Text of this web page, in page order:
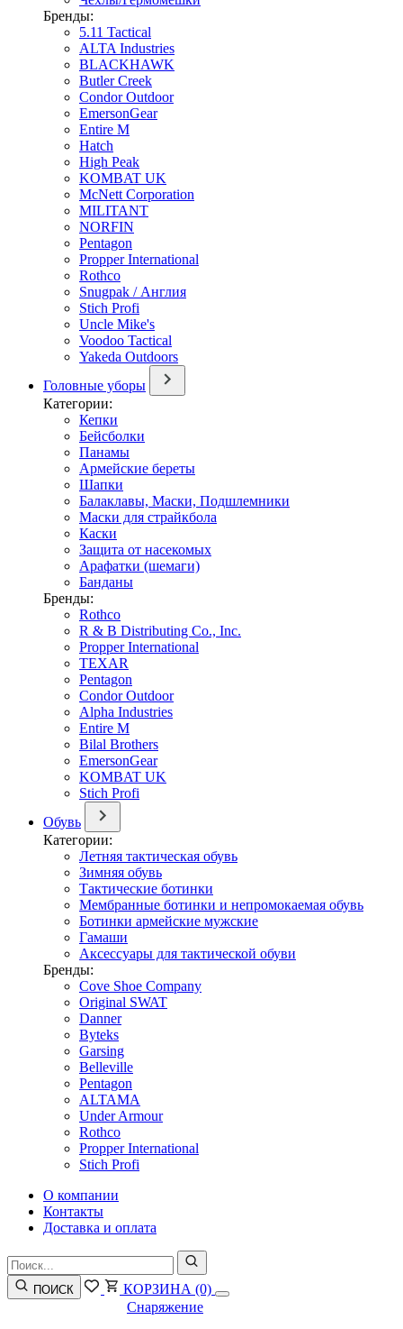
Бренды:
5.11 Tactical
ALTA Industries
BLACKHAWK
Butler Creek
Condor Outdoor
EmersonGear
Entire M
Hatch
High Peak
KOMBAT UK
McNett Corporation
MILITANT
NORFIN
Pentagon
Propper International
Rothco
Snugpak / Англия
Stich Profi
Uncle Mike's
Voodoo Tactical
Yakeda Outdoors
Головные уборы
Категории:
Кепки
Бейсболки
Панамы
Армейские береты
Шапки
Балаклавы, Маски, Подшлемники
Маски для страйкбола
Каски
Защита от насекомых
Арафатки (шемаги)
Банданы
Бренды:
Rothco
R & B Distributing Co., Inc.
Propper International
TEXAR
Pentagon
Condor Outdoor
Alpha Industries
Entire M
Bilal Brothers
EmersonGear
KOMBAT UK
Stich Profi
Обувь
Категории:
Летняя тактическая обувь
Зимняя обувь
Тактические ботинки
Мембранные ботинки и непромокаемая обувь
Ботинки армейские мужские
Гамаши
Аксессуары для тактической обуви
Бренды:
Cove Shoe Company
Original SWAT
Danner
Byteks
Garsing
Belleville
Pentagon
ALTAMA
Under Armour
Rothco
Propper International
Stich Profi
О компании
Контакты
Доставка и оплата
ПОИСК КОРЗИНА (0)
Снаряжение